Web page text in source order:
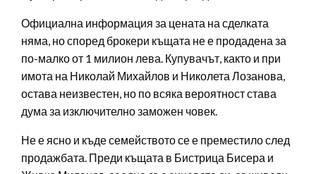
Официална информация за цената на сделката
няма, но според брокери къщата не е продадена за
по-малко от 1 милион лева. Купувачът, както и при
имота на Николай Михайлов и Николета Лозанова,
остава неизвестен, но по всяка вероятност става
дума за изключително заможен човек.
Не е ясно и къде семейството се е преместило след
продажбата. Преди къщата в Бистрица Бисера и